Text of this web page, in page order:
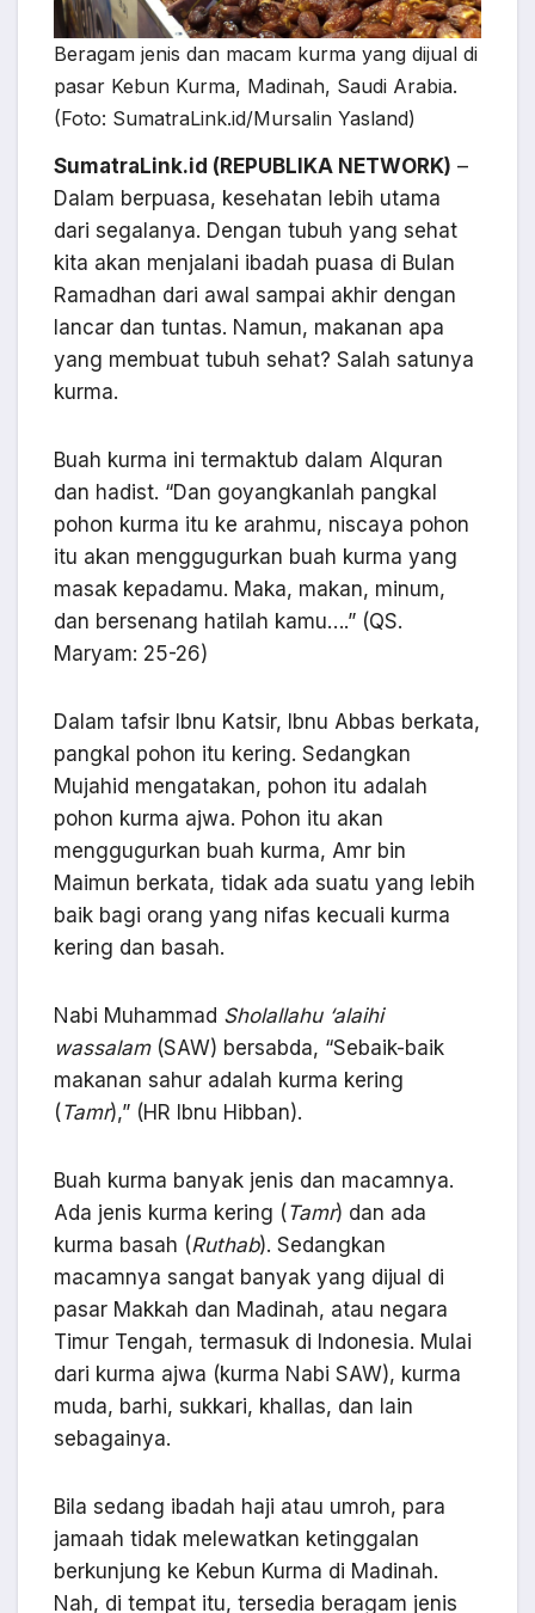
Beragam jenis dan macam kurma yang dijual di
pasar Kebun Kurma, Madinah, Saudi Arabia.
(Foto: SumatraLink.id/Mursalin Yasland)
SumatraLink.id (REPUBLIKA NETWORK) –
Dalam berpuasa, kesehatan lebih utama
dari segalanya. Dengan tubuh yang sehat
kita akan menjalani ibadah puasa di Bulan
Ramadhan dari awal sampai akhir dengan
lancar dan tuntas. Namun, makanan apa
yang membuat tubuh sehat? Salah satunya
kurma.
Buah kurma ini termaktub dalam Alquran
dan hadist. “Dan goyangkanlah pangkal
pohon kurma itu ke arahmu, niscaya pohon
itu akan menggugurkan buah kurma yang
masak kepadamu. Maka, makan, minum,
dan bersenang hatilah kamu….” (QS.
Maryam: 25-26)
Dalam tafsir Ibnu Katsir, Ibnu Abbas berkata,
pangkal pohon itu kering. Sedangkan
Mujahid mengatakan, pohon itu adalah
pohon kurma ajwa. Pohon itu akan
menggugurkan buah kurma, Amr bin
Maimun berkata, tidak ada suatu yang lebih
baik bagi orang yang nifas kecuali kurma
kering dan basah.
Nabi Muhammad Sholallahu ‘alaihi
wassalam(SAW) bersabda, “Sebaik-baik
makanan sahur adalah kurma kering
(Tamr),” (HR Ibnu Hibban).
Buah kurma banyak jenis dan macamnya.
Ada jenis kurma kering (Tamr) dan ada
kurma basah (Ruthab). Sedangkan
macamnya sangat banyak yang dijual di
pasar Makkah dan Madinah, atau negara
Timur Tengah, termasuk di Indonesia. Mulai
dari kurma ajwa (kurma Nabi SAW), kurma
muda, barhi, sukkari, khallas, dan lain
sebagainya.
Bila sedang ibadah haji atau umroh, para
jamaah tidak melewatkan ketinggalan
berkunjung ke Kebun Kurma di Madinah.
Nah, di tempat itu, tersedia beragam jenis